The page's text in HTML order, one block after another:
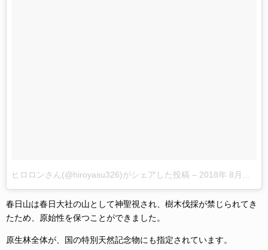
ヒロロンさん(@hiroyasu326)がシェアした投稿 – 2018年 8月月12日午後5時00分PDT
春日山は春日大社の山として神聖視され、樹木伐採が禁じられてき
たため、原始性を保つことができました。
原生林全体が、国の特別天然記念物にも指定されています。